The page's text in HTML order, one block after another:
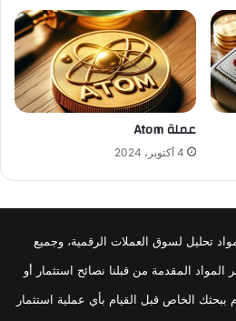
عملة Atom
4 أكتوبر، 2024
تحليل لسوق العملات الرقمية، وجميع
المواد المقدمة من قبلنا نصائح استثمار أو
الخاص قبل القيام بأي عملية استثمار